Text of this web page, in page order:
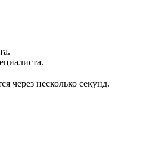
через несколько секунд.